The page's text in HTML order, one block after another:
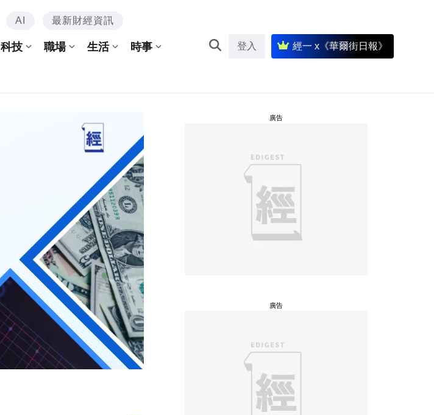
AI 最新財經資訊
科技 職場 生活 時事 登入 經一 x《華爾街日報》
廣告
廣告